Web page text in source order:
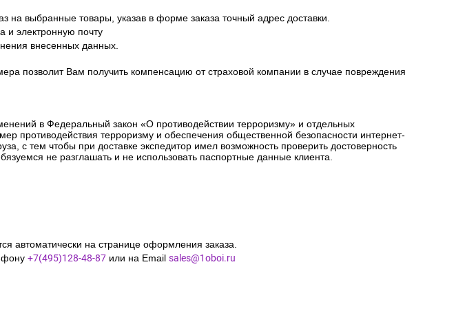
на выбранные товары, указав в форме заказа точный адрес доставки.
электронную почту
внесенных данных.
позволит Вам получить компенсацию от страховой компании в случае повреждения
в Федеральный закон «О противодействии терроризму» и отдельных
противодействия терроризму и обеспечения общественной безопасности интернет-
с тем чтобы при доставке экспедитор имел возможность проверить достоверность
не разглашать и не использовать паспортные данные клиента.
автоматически на странице оформления заказа.
+7(495)128-48-87 или на Email sales@1oboi.ru